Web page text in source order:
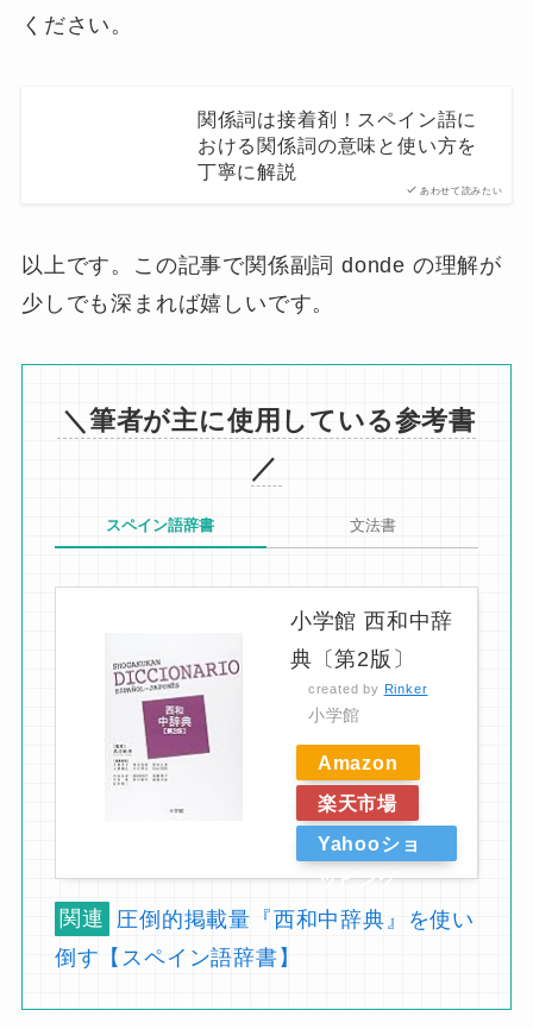
ください。
あわせて読みたい
関係詞は接着剤！スペイン語に
おける関係詞の意味と使い方を
丁寧に解説
以上です。この記事で関係副詞 donde の理解が
少しでも深まれば嬉しいです。
＼筆者が主に使用している参考書
／
スペイン語辞書 文法書
小学館 西和中辞
典〔第2版〕
created by Rinker
小学館
Amazon
楽天市場
Yahooショ
ッピング
関連
圧倒的掲載量『西和中辞典』を使い
倒す【スペイン語辞書】